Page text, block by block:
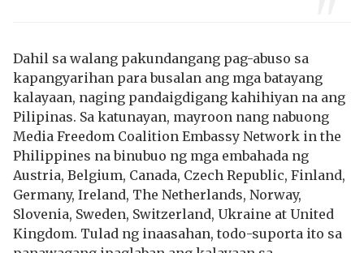
Dahil sa walang pakundangang pag-abuso sa
kapangyarihan para busalan ang mga batayang
kalayaan, naging pandaigdigang kahihiyan na ang
Pilipinas. Sa katunayan, mayroon nang nabuong
Media Freedom Coalition Embassy Network in the
Philippines na binubuo ng mga embahada ng
Austria, Belgium, Canada, Czech Republic, Finland,
Germany, Ireland, The Netherlands, Norway,
Slovenia, Sweden, Switzerland, Ukraine at United
Kingdom. Tulad ng inaasahan, todo-suporta ito sa